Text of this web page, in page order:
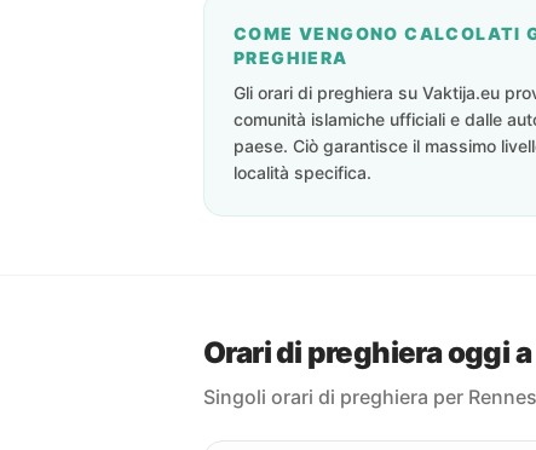
COME VENGONO CALCOLATI
PREGHIERA
Gli orari di preghiera su Vaktija.eu
comunità islamiche ufficiali e dalle
paese. Ciò garantisce il massimo
località specifica.
Orari di preghiera oggi
Singoli orari di preghiera per